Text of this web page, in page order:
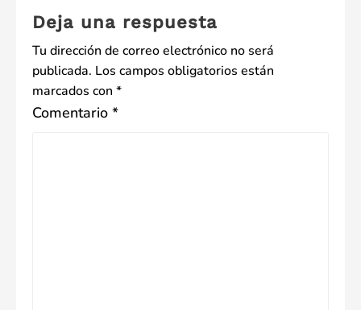
Deja una respuesta
Tu dirección de correo electrónico no será
publicada. Los campos obligatorios están
marcados con *
Comentario *